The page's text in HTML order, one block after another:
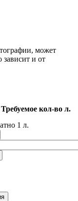
может
зависит и от
Требуемое кол-во л.
1 л.